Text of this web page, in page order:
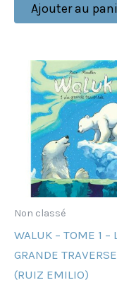
Ajouter au
Non classé
WALUK – TOME 1 –
GRANDE
(RUIZ EMILIO)